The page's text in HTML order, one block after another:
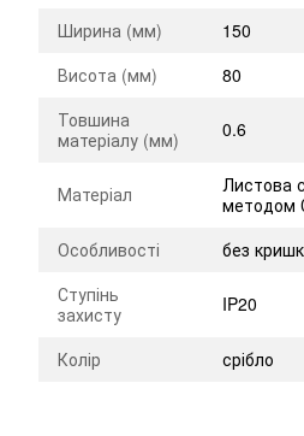
Ширина (мм)
150
Висота (мм)
80
Товшина
матеріалу (мм)
0.6
Матеріал
Листова
методом
Особливості
без
Ступінь
захисту
IP20
Колір срібло